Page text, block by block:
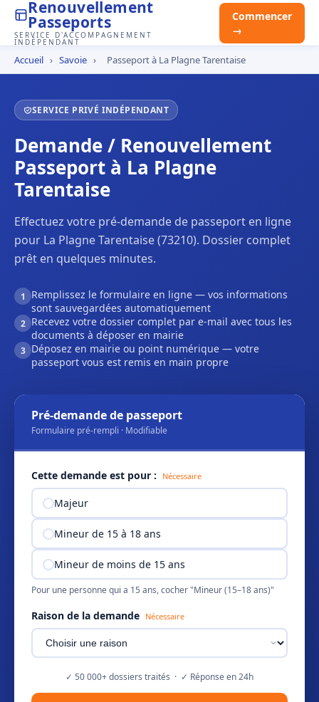
Renouvellement
Passeports
SERVICE D'ACCOMPAGNEMENT
INDÉPENDANT
Commencer
→
Accueil › Savoie › Passeport à La Plagne Tarentaise
SERVICE PRIVÉ INDÉPENDANT
Demande / Renouvellement
Passeport à La Plagne
Tarentaise
Effectuez votre pré-demande de passeport en ligne
pour La Plagne Tarentaise (73210). Dossier complet
prêt en quelques minutes.
1
Remplissez le formulaire en ligne — vos informations
sont sauvegardées automatiquement
2 Recevez votre dossier complet par e-mail avec tous les
documents à déposer en mairie
3 Déposez en mairie ou point numérique — votre
passeport vous est remis en main propre
Pré-demande de passeport
Formulaire pré-rempli · Modifiable
Cette demande est pour : Nécessaire
Majeur
Mineur de 15 à 18 ans
Mineur de moins de 15 ans
Pour une personne qui a 15 ans, cocher "Mineur (15–18 ans)"
Raison de la demande Nécessaire
✓ 50 000+ dossiers traités · ✓ Réponse en 24h